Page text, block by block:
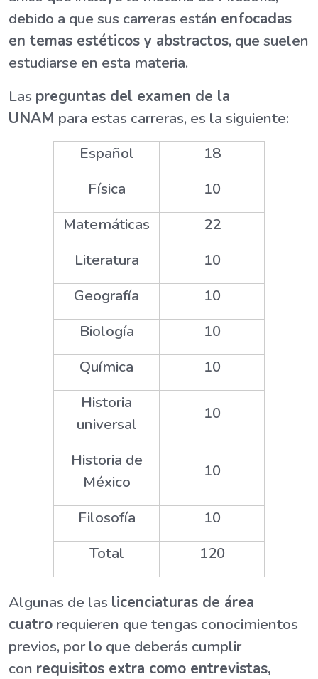
debido a que sus carreras están enfocadas
en temas estéticos y abstractos, que suelen
estudiarse en esta materia.
Las preguntas del examen de la
UNAM para estas carreras, es la siguiente:
Español
18
Física
10
Matemáticas
22
Literatura
10
Geografía
10
Biología
10
Química
10
Historia
universal
10
Historia de
México
10
Filosofía
10
Total
120
Algunas de las licenciaturas de área
cuatro requieren que tengas conocimientos
previos, por lo que deberás cumplir
con requisitos extra como entrevistas,